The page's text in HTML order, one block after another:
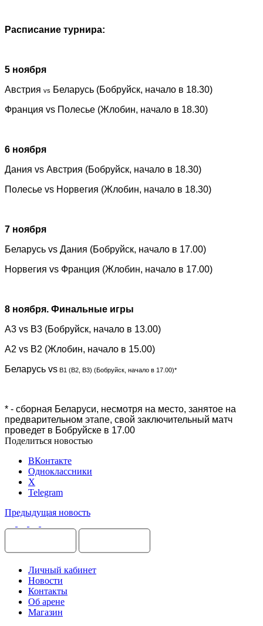
Расписание турнира:
5 ноября
Австрия vs Беларусь (Бобруйск, начало в 18.30)
Франция vs Полесье (Жлобин, начало в 18.30)
6 ноября
Дания vs Австрия (Бобруйск, начало в 18.30)
Полесье vs Норвегия (Жлобин, начало в 18.30)
7 ноября
Беларусь vs Дания (Бобруйск, начало в 17.00)
Норвегия vs Франция (Жлобин, начало в 17.00)
8 ноября. Финальные игры
А3 vs В3 (Бобруйск, начало в 13.00)
А2 vs В2 (Жлобин, начало в 15.00)
Беларусь vs В1 (В2, В3) (Бобруйск, начало в 17.00)*
* - сборная Беларуси, несмотря на место, занятое на
предварительном этапе, свой заключительный матч
проведет в Бобруйске в 17.00
Поделиться новостью
ВКонтакте
Одноклассники
X
Telegram
Предыдущая новость
Личный кабинет
Новости
Контакты
Об арене
Магазин